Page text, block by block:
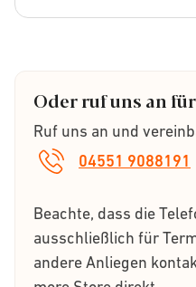
Oder ruf uns an
04551 9088191
Ruf uns an und
Beachte, dass die
ausschließlich für
andere Anliegen